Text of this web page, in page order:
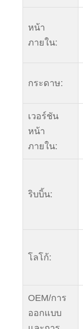
หน้า
ภายใน:
กระดาษ:
เวอร์ชัน
หน้า
ภายใน:
ริบบิ้น:
โลโก้:
OEM/การ
ออกแบบ